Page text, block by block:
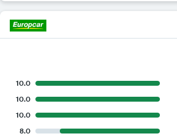
10.0
10.0
10.0
8.0